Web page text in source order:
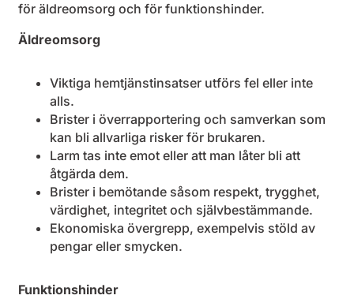
för äldreomsorg och för funktionshinder.
Äldreomsorg
Viktiga hemtjänstinsatser utförs fel eller inte
alls.
Brister i överrapportering och samverkan som
kan bli allvarliga risker för brukaren.
Larm tas inte emot eller att man låter bli att
åtgärda dem.
Brister i bemötande såsom respekt, trygghet,
värdighet, integritet och självbestämmande.
Ekonomiska övergrepp, exempelvis stöld av
pengar eller smycken.
Funktionshinder